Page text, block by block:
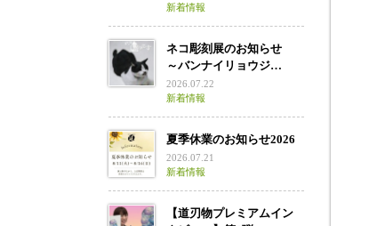
新着情報
ネコ彫刻展のお知らせ
～バンナイリョウジ…
2026.07.22
新着情報
夏季休業のお知らせ2026
2026.07.21
新着情報
【道刃物プレミアムイン